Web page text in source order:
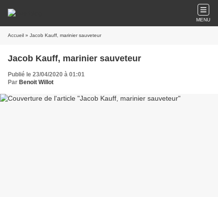
MENU
Accueil » Jacob Kauff, marinier sauveteur
Jacob Kauff, marinier sauveteur
Publié le 23/04/2020 à 01:01
Par Benoit Willot